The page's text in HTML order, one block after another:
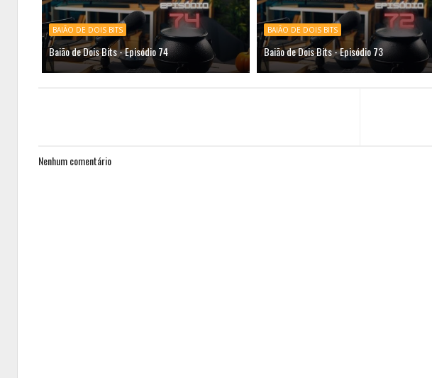
BAIÃO DE DOIS BITS
Baião de Dois Bits - Episódio 74
BAIÃO DE DOIS BITS
Baião de Dois Bits - Episódio 73
Nenhum comentário